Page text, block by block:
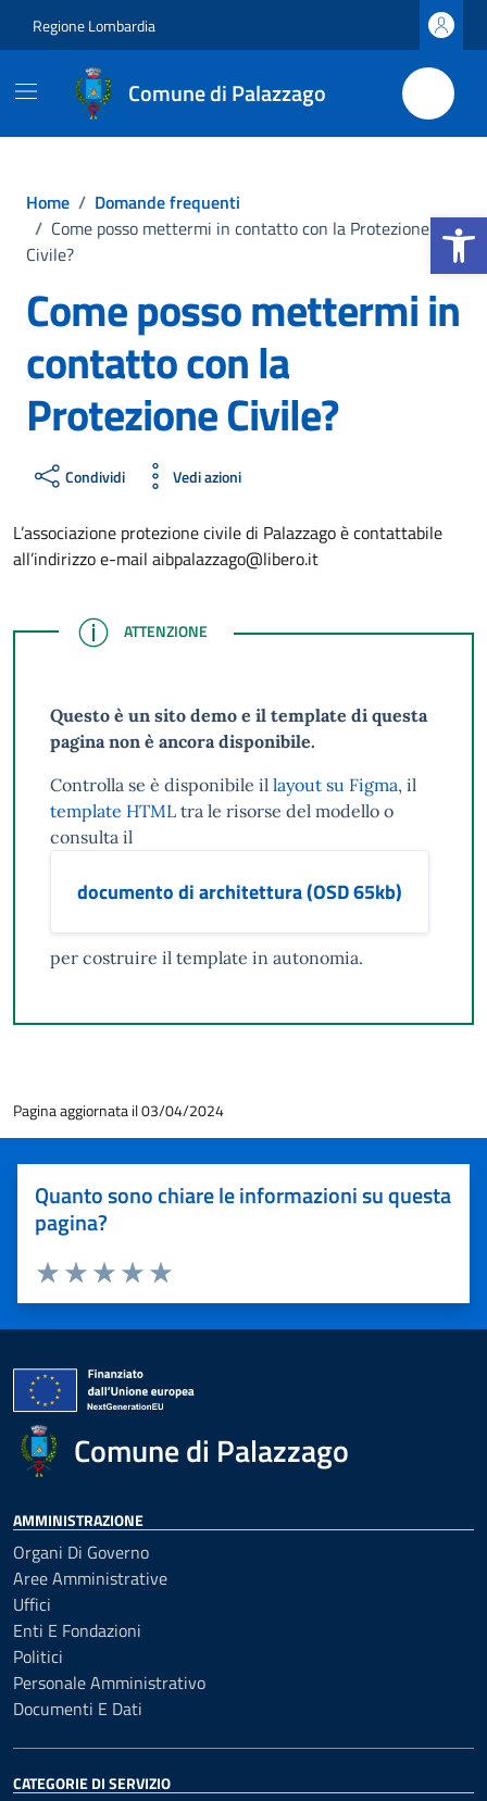
Apri la
Regione Lombardia
Comune di Palazzago
Home / Domande frequenti
/ Come posso mettermi in contatto con la Protezione
Civile?
Come posso mettermi in
contatto con la
Protezione Civile?
Condividi Vedi azioni
L’associazione protezione civile di Palazzago è contattabile
all’indirizzo e-mail aibpalazzago@libero.it
ATTENZIONE
ATTENZIONE
Questo è un sito demo e il template di questa
pagina non è ancora disponibile.
Controlla se è disponibile il layout su Figma, il
template HTML tra le risorse del modello o
consulta il
documento di architettura (OSD 65kb)
per costruire il template in autonomia.
Pagina aggiornata il 03/04/2024
Quanto sono chiare le informazioni su questa
pagina?
Valuta 5 stelle su 5
Valuta 4 stelle su 5
Valuta 3 stelle su 5
Valuta 2 stelle su 5
Valuta 1 stelle su 5
Comune di Palazzago
AMMINISTRAZIONE
Organi Di Governo
Aree Amministrative
Uffici
Enti E Fondazioni
Politici
Personale Amministrativo
Documenti E Dati
CATEGORIE DI SERVIZIO